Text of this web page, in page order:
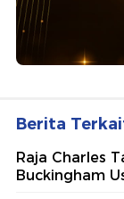
Berita
Raja Charles
Buckingham